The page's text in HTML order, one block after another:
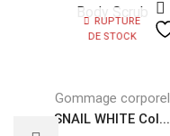
RUPTURE
DE STOCK
Gommage corporel
SNAIL WHITE Col...